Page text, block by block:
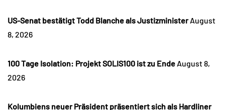
US-Senat bestätigt Todd Blanche als Justizminister August
8, 2026
100 Tage Isolation: Projekt SOLIS100 ist zu Ende August 8,
2026
Kolumbiens neuer Präsident präsentiert sich als Hardliner